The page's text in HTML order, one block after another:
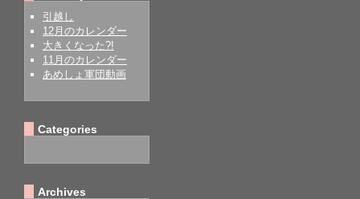
引越し
12月のカレンダー
大きくなった?!
11月のカレンダー
あめしょ軍団動画
Categories
Archives